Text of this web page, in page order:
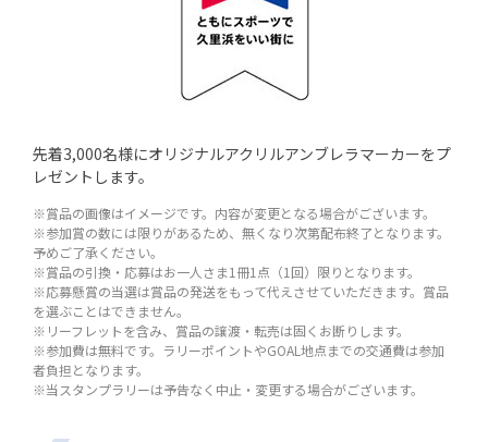
先着3,000名様にオリジナルアクリルアンブレラマーカーをプ
レゼントします。
※賞品の画像はイメージです。内容が変更となる場合がございます。
※参加賞の数には限りがあるため、無くなり次第配布終了となります。
予めご了承ください。
※賞品の引換・応募はお一人さま1冊1点（1回）限りとなります。
※応募懸賞の当選は賞品の発送をもって代えさせていただきます。賞品
を選ぶことはできません。
※リーフレットを含み、賞品の譲渡・転売は固くお断りします。
※参加費は無料です。ラリーポイントやGOAL地点までの交通費は参加
者負担となります。
※当スタンプラリーは予告なく中止・変更する場合がございます。